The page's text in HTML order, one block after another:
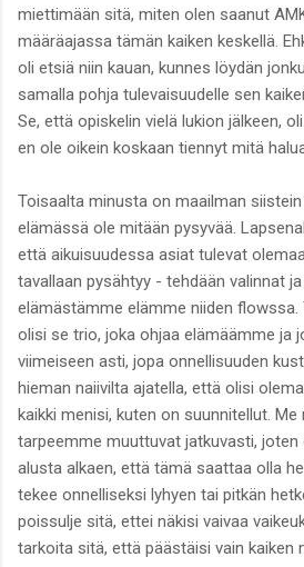
miettimään sitä, miten olen saanut
määräajassa tämän kaiken keskellä.
oli etsiä niin kauan, kunnes löydän
samalla pohja tulevaisuudelle sen
Se, että opiskelin vielä lukion jälkeen,
en ole oikein koskaan tiennyt mitä
Toisaalta minusta on maailman
elämässä ole mitään pysyvää.
että aikuisuudessa asiat tulevat
tavallaan pysähtyy - tehdään valinnat
elämästämme elämme niiden flowssa.
olisi se trio, joka ohjaa elämäämme ja
viimeiseen asti, jopa onnellisuuden
hieman naiivilta ajatella, että olisi
kaikki menisi, kuten on suunnitellut.
tarpeemme muuttuvat jatkuvasti,
alusta alkaen, että tämä saattaa olla
tekee onnelliseksi lyhyen tai pitkän
poissulje sitä, ettei näkisi vaivaa
tarkoita sitä, että päästäisi vain kaiken